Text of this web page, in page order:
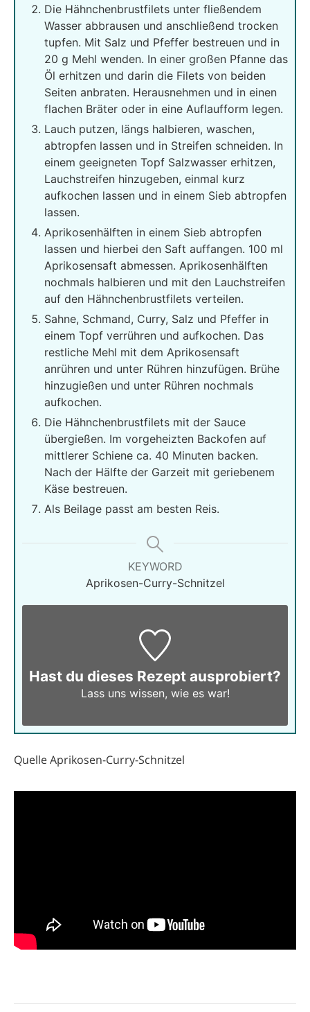
Die Hähnchenbrustfilets unter fließendem
Wasser abbrausen und anschließend trocken
tupfen. Mit Salz und Pfeffer bestreuen und in
20 g Mehl wenden. In einer großen Pfanne das
Öl erhitzen und darin die Filets von beiden
Seiten anbraten. Herausnehmen und in einen
flachen Bräter oder in eine Auflaufform legen.
Lauch putzen, längs halbieren, waschen,
abtropfen lassen und in Streifen schneiden. In
einem geeigneten Topf Salzwasser erhitzen,
Lauchstreifen hinzugeben, einmal kurz
aufkochen lassen und in einem Sieb abtropfen
lassen.
Aprikosenhälften in einem Sieb abtropfen
lassen und hierbei den Saft auffangen. 100 ml
Aprikosensaft abmessen. Aprikosenhälften
nochmals halbieren und mit den Lauchstreifen
auf den Hähnchenbrustfilets verteilen.
Sahne, Schmand, Curry, Salz und Pfeffer in
einem Topf verrühren und aufkochen. Das
restliche Mehl mit dem Aprikosensaft
anrühren und unter Rühren hinzufügen. Brühe
hinzugießen und unter Rühren nochmals
aufkochen.
Die Hähnchenbrustfilets mit der Sauce
übergießen. Im vorgeheizten Backofen auf
mittlerer Schiene ca. 40 Minuten backen.
Nach der Hälfte der Garzeit mit geriebenem
Käse bestreuen.
Als Beilage passt am besten Reis.
KEYWORD
Aprikosen-Curry-Schnitzel
Hast du dieses Rezept ausprobiert?
Lass uns wissen, wie es war!
Quelle Aprikosen-Curry-Schnitzel